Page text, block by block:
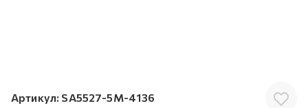
Артикул: SA5527-5M-4136